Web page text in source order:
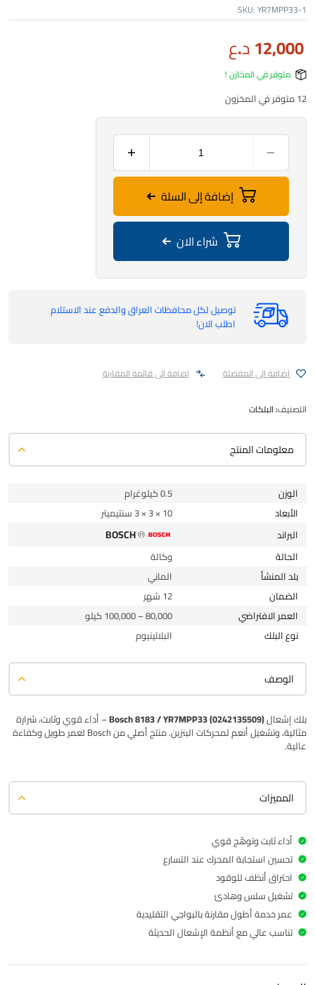
SKU:YR7MPP33-1
12,000د.ع
متوفر في المخازن !
12 متوفر في المخزون
إضافة إلى السلة
شراء الان
توصيل لكل محافظات العراق والدفع عند الاستلام
اطلب الان!
اضافة الى المفضلة اضافة الى قائمة المقارنة
التصنيف:البلكات
معلومات المنتج
الوزن
0.5 كيلوغرام
الأبعاد
10 × 3 × 3 سنتيميتر
البراند
BOSCH
الحالة
وكالة
بلد المنشأ
الماني
الضمان
12 شهر
العمر الافتراضي
80,000 – 100,000 كيلو
نوع البلك
البلاتينيوم
الوصف
بلك إشعالBosch 8183 / YR7MPP33 (0242135509)– أداء قوي وثابت، شرارة
مثالية، وتشغيل أنعم لمحركات البنزين. منتج أصلي من Bosch لعمر طويل وكفاءة
عالية.
المميزات
أداء ثابت وتوهّج قوي
تحسين استجابة المحرك عند التسارع
احتراق أنظف للوقود
تشغيل سلس وهادئ
عمر خدمة أطول مقارنة بالبواجي التقليدية
تناسب عالي مع أنظمة الإشعال الحديثة